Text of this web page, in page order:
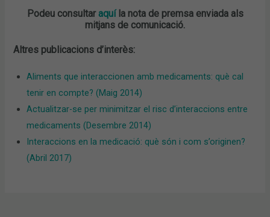
Podeu consultaraquíla nota de premsa enviada als
mitjans de comunicació.
Altres publicacions d’interès:
Aliments que interaccionen amb medicaments: què cal
tenir en compte? (Maig 2014)
Actualitzar-se per minimitzar el risc d’interaccions entre
medicaments (Desembre 2014)
Interaccions en la medicació: què són i com s’originen?
(Abril 2017)